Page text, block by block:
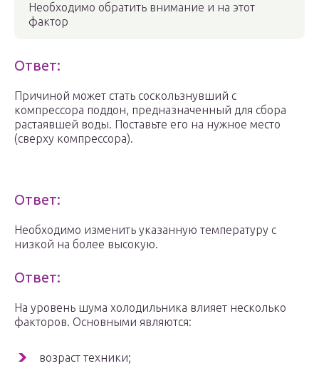
Необходимо обратить внимание и на этот
фактор
Ответ:
Причиной может стать соскользнувший с
компрессора поддон, предназначенный для сбора
растаявшей воды. Поставьте его на нужное место
(сверху компрессора).
Ответ:
Необходимо изменить указанную температуру с
низкой на более высокую.
Ответ:
На уровень шума холодильника влияет несколько
факторов. Основными являются:
возраст техники;